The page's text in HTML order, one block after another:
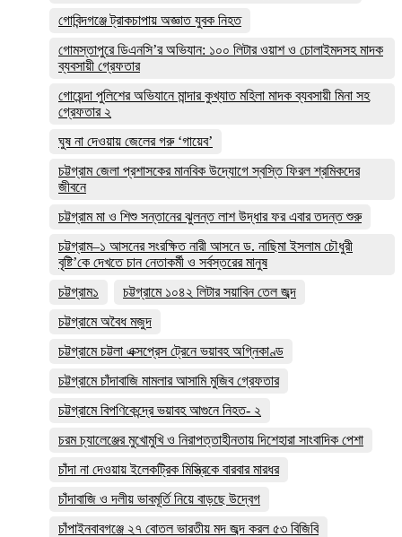
গোবিন্দগঞ্জে ট্রাকচাপায় অজ্ঞাত যুবক নিহত
গোমস্তাপুরে ডিএনসি’র অভিযান: ১০০ লিটার ওয়াশ ও চোলাইমদসহ মাদক
ব্যবসায়ী গ্রেফতার
গোয়েন্দা পুলিশের অভিযানে মান্দার কুখ্যাত মহিলা মাদক ব্যবসায়ী মিনা সহ
গ্রেফতার ২
ঘুষ না দেওয়ায় জেলের গরু ‘গায়েব’
চট্টগ্রাম জেলা প্রশাসকের মানবিক উদ্যোগে স্বস্তি ফিরল শ্রমিকদের
জীবনে
চট্টগ্রাম মা ও শিশু সন্তানের ঝুলন্ত লাশ উদ্ধার ফর এবার তদন্ত শুরু
চট্টগ্রাম–১ আসনের সংরক্ষিত নারী আসনে ড. নাছিমা ইসলাম চৌধুরী
বৃষ্টি’কে দেখতে চান নেতাকর্মী ও সর্বস্তরের মানুষ
চট্টগ্রাম১
চট্টগ্রামে ১০৪২ লিটার সয়াবিন তেল জব্দ
চট্টগ্রামে অবৈধ মজুদ
চট্টগ্রামে চট্টলা এক্সপ্রেস ট্রেনে ভয়াবহ অগ্নিকাণ্ড
চট্টগ্রামে চাঁদাবাজি মামলার আসামি মুজিব গ্রেফতার
চট্টগ্রামে বিপণিকেন্দ্রে ভয়াবহ আগুনে নিহত- ২
চরম চ্যালেঞ্জের মুখোমুখি ও নিরাপত্তাহীনতায় দিশেহারা সাংবাদিক পেশা
চাঁদা না দেওয়ায় ইলেকট্রিক মিস্ত্রিকে বারবার মারধর
চাঁদাবাজি ও দলীয় ভাবমূর্তি নিয়ে বাড়ছে উদ্বেগ
চাঁপাইনবাবগঞ্জে ২৭ বোতল ভারতীয় মদ জব্দ করল ৫৩ বিজিবি